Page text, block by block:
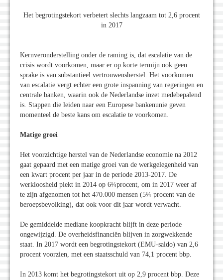
Het begrotingstekort verbetert slechts langzaam tot 2,6 procent
in 2017
Kernveronderstelling onder de raming is, dat escalatie van de
crisis wordt voorkomen, maar er op korte termijn ook geen
sprake is van substantieel vertrouwensherstel. Het voorkomen
van escalatie vergt echter een grote inspanning van regeringen en
centrale banken, waarin ook de Nederlandse inzet medebepalend
is. Stappen die leiden naar een Europese bankenunie geven
momenteel de beste kans om escalatie te voorkomen.
Matige groei
Het voorzichtige herstel van de Nederlandse economie na 2012
gaat gepaard met een matige groei van de werkgelegenheid van
een kwart procent per jaar in de periode 2013-2017. De
werkloosheid piekt in 2014 op 6¼procent, om in 2017 weer af
te zijn afgenomen tot het 470.000 mensen (5¼ procent van de
beroepsbevolking), dat ook voor dit jaar wordt verwacht.
De gemiddelde mediane koopkracht blijft in deze periode
ongewijzigd. De overheidsfinanciën blijven in zorgwekkende
staat. In 2017 wordt een begrotingstekort (EMU-saldo) van 2,6
procent voorzien, met een staatsschuld van 74,1 procent bbp.
In 2013 komt het begrotingstekort uit op 2,9 procent bbp. Deze